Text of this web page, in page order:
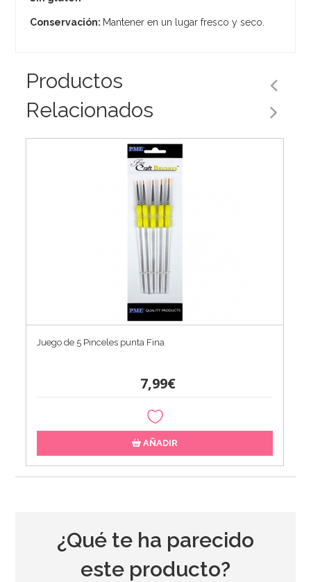
Conservación: Mantener en un lugar fresco y seco.
Productos
Relacionados
Juego de 5 Pinceles punta Fina
7,99€
AÑADIR
¿Qué te ha parecido
este producto?